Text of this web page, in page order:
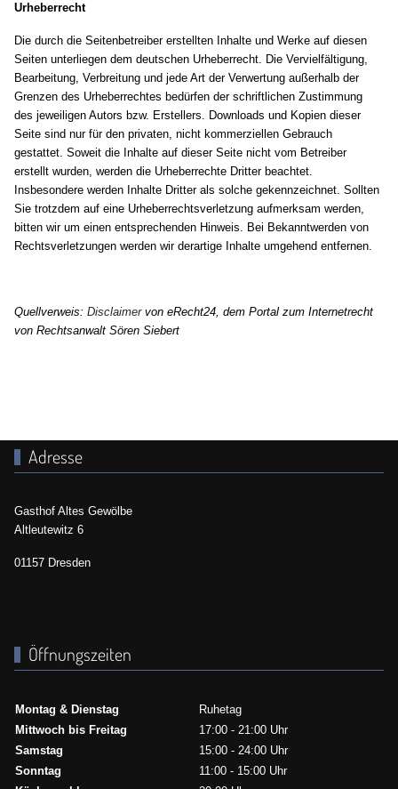
Urheberrecht
Die durch die Seitenbetreiber erstellten Inhalte und Werke auf diesen
Seiten unterliegen dem deutschen Urheberrecht. Die Vervielfältigung,
Bearbeitung, Verbreitung und jede Art der Verwertung außerhalb der
Grenzen des Urheberrechtes bedürfen der schriftlichen Zustimmung
des jeweiligen Autors bzw. Erstellers. Downloads und Kopien dieser
Seite sind nur für den privaten, nicht kommerziellen Gebrauch
gestattet. Soweit die Inhalte auf dieser Seite nicht vom Betreiber
erstellt wurden, werden die Urheberrechte Dritter beachtet.
Insbesondere werden Inhalte Dritter als solche gekennzeichnet. Sollten
Sie trotzdem auf eine Urheberrechtsverletzung aufmerksam werden,
bitten wir um einen entsprechenden Hinweis. Bei Bekanntwerden von
Rechtsverletzungen werden wir derartige Inhalte umgehend entfernen.
Quellverweis:Disclaimervon eRecht24, dem Portal zum Internetrecht
von Rechtsanwalt Sören Siebert
Adresse
Gasthof Altes Gewölbe
Altleutewitz 6
01157 Dresden
Öffnungszeiten
Montag & Dienstag
Ruhetag
Mittwoch bis Freitag
17:00 - 21:00 Uhr
Samstag
15:00 - 24:00 Uhr
Sonntag
11:00 - 15:00 Uhr